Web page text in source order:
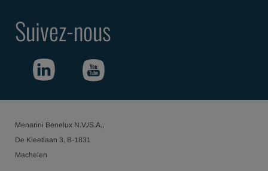
Suivez-nous
Menarini Benelux N.V./S.A.,
De Kleetlaan 3, B-1831
Machelen